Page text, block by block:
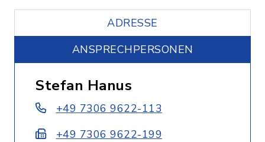
ADRESSE
ANSPRECHPERSONEN
Stefan Hanus
+49 7306 9622-113
+49 7306 9622-199